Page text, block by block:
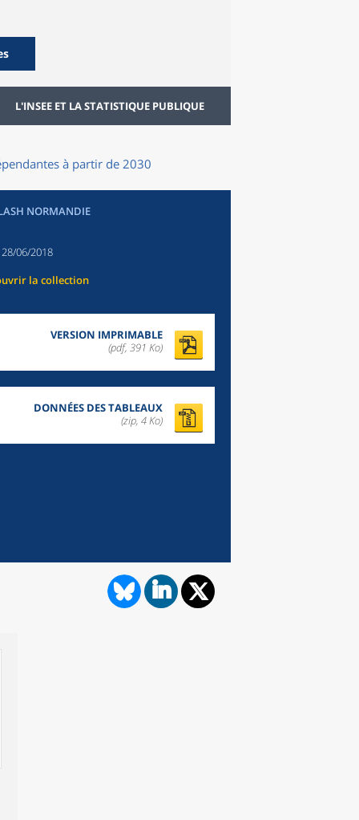
L'INSEE ET LA STATISTIQUE PUBLIQUE
à partir de 2030
NORMANDIE
28/06/2018
la collection
VERSION IMPRIMABLE
(pdf, 391 Ko)
DONNÉES DES TABLEAUX
(zip, 4 Ko)